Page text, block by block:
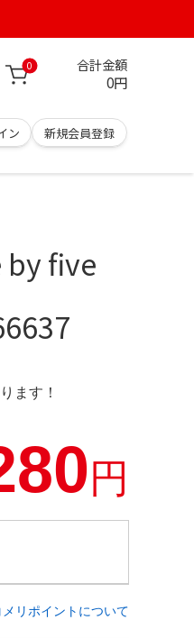
0 合計金額
0円
ン 新規会員登録
five
ます！
円
メリポイントについて